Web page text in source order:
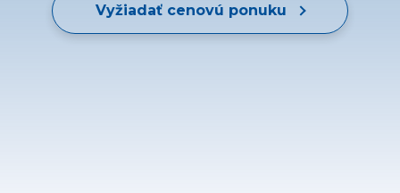
Vyžiadať cenovú ponuku